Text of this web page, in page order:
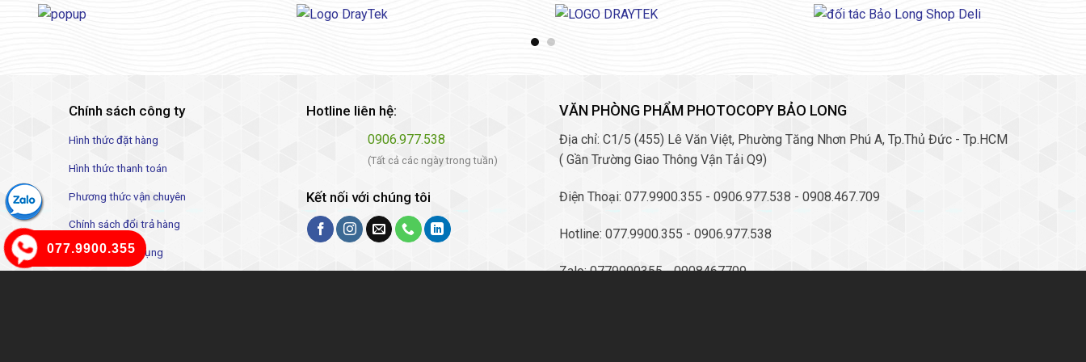
Chính sách công ty
Hình thức đặt hàng
Hình thức thanh toán
Phương thức vận chuyên
Chính sách đổi trả hàng
Hướng dẫn sử dụng
Hotline liên hệ:
0906.977.538
(Tất cả các ngày trong tuần)
Kết nối với chúng tôi
VĂN PHÒNG PHẨM PHOTOCOPY BẢO LONG
Địa chỉ: C1/5 (455) Lê Văn Việt, Phường Tăng Nhơn Phú A, Tp.Thủ Đức - Tp.HCM
( Gần Trường Giao Thông Vận Tải Q9)
Điện Thoại: 077.9900.355 - 0906.977.538 - 0908.467.709
Hotline: 077.9900.355 - 0906.977.538
Zalo: 0779900355 - 0908467709
077.9900.355